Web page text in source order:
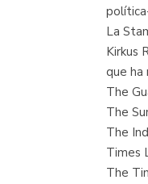
La
Kirkus
que ha
The
The
The
Times
The